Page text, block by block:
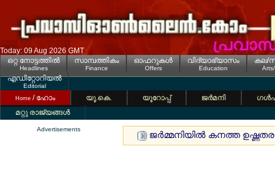
Today: 09 Aug 2026 GMT
ഒറ്റ നോട്ടത്തില്‍
Headlines
സാമ്പത്തികം
Finance
ഓഫറുകള്‍
Offers
വിദ്യാഭ്യാസം
Education
കല/
എഡിറ്റോറിയല്‍
Editorial
Home / ഹോം യൂ.കെ. യൂറോപ്പ് ജര്‍മനി
മറ്റു രാജ്യങ്ങള്‍
Advertisements
ജര്‍മ്മനിയില്‍ കനത്ത